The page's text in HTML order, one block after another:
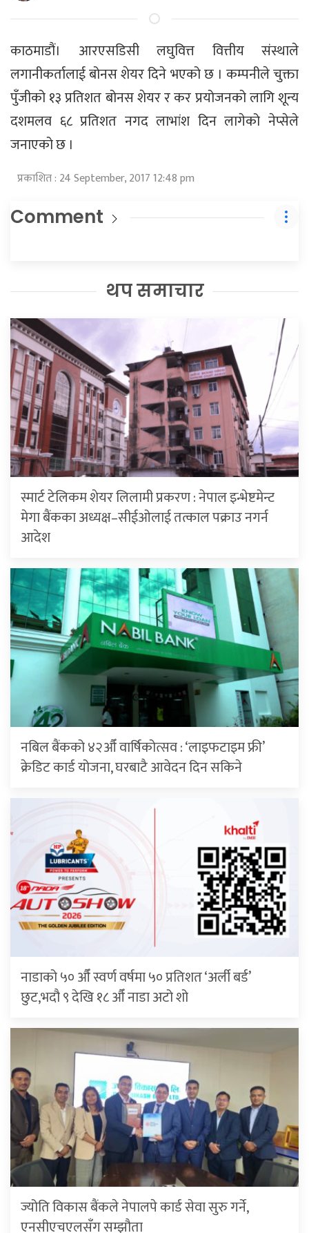
काठमाडौं। आरएसडिसी लघुवित्त वित्तीय संस्थाले
लगानीकर्तालाई बोनस शेयर दिने भएको छ । कम्पनीले चुक्ता
पुँजीको १३ प्रतिशत बोनस शेयर र कर प्रयोजनको लागि शून्य
दशमलव ६८ प्रतिशत नगद लाभांश दिन लागेको नेप्सेले
जनाएको छ ।
प्रकाशित : 24 September, 2017 12:48 pm
Comment
थप समाचार
स्मार्ट टेलिकम शेयर लिलामी प्रकरण : नेपाल इन्भेष्टमेन्ट
मेगा बैंकका अध्यक्ष–सीईओलाई तत्काल पक्राउ नगर्न
आदेश
नबिल बैंकको ४२औँ वार्षिकोत्सव : ‘लाइफटाइम फ्री’
क्रेडिट कार्ड योजना, घरबाटै आवेदन दिन सकिने
नाडाको ५० औँ स्वर्ण वर्षमा ५० प्रतिशत ‘अर्ली बर्ड’
छुट,भदौ ९ देखि १८ औँ नाडा अटो शो
ज्योति विकास बैंकले नेपालपे कार्ड सेवा सुरु गर्ने,
एनसीएचएलसँग सम्झौता